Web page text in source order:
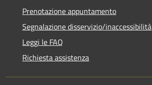
Prenotazione appuntamento
Segnalazione disservizio/inaccessibilità
Leggi le FAQ
Richiesta assistenza